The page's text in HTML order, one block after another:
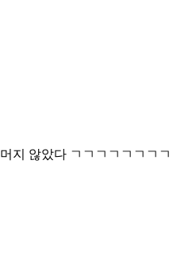
머지 않았다 ㄱㄱㄱㄱㄱㄱㄱㄱ